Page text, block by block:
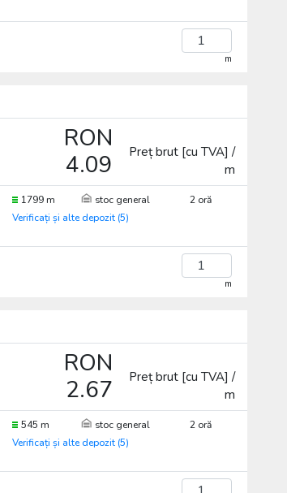
m
RON
4.09
Preț brut [cu TVA] /
m
1799 m stoc general
2 oră
Verificați și alte depozit (5)
m
RON
2.67
Preț brut [cu TVA] /
m
545 m stoc general
2 oră
Verificați și alte depozit (5)